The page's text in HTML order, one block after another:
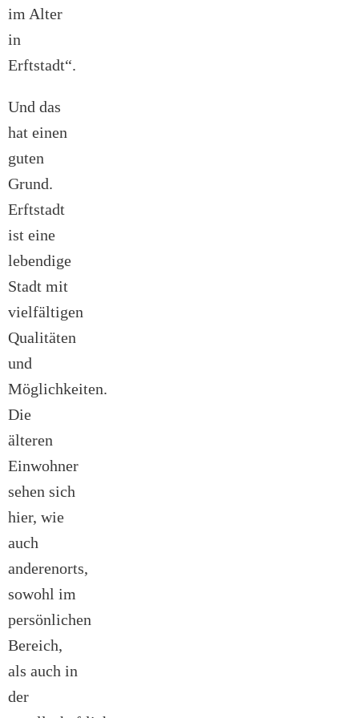
im Alter
in
Erftstadt“.
Und das
hat einen
guten
Grund.
Erftstadt
ist eine
lebendige
Stadt mit
vielfältigen
Qualitäten
und
Möglichkeiten.
Die
älteren
Einwohner
sehen sich
hier, wie
auch
anderenorts,
sowohl im
persönlichen
Bereich,
als auch in
der